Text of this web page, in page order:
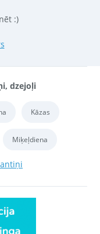
:)
dzejoļi
Kāzas
Miķeļdiena